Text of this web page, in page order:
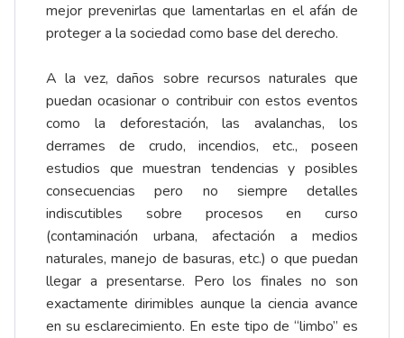
mejor prevenirlas que lamentarlas en el afán de
proteger a la sociedad como base del derecho.
A la vez, daños sobre recursos naturales que
puedan ocasionar o contribuir con estos eventos
como la deforestación, las avalanchas, los
derrames de crudo, incendios, etc., poseen
estudios que muestran tendencias y posibles
consecuencias pero no siempre detalles
indiscutibles sobre procesos en curso
(contaminación urbana, afectación a medios
naturales, manejo de basuras, etc.) o que puedan
llegar a presentarse. Pero los finales no son
exactamente dirimibles aunque la ciencia avance
en su esclarecimiento. En este tipo de “limbo” es